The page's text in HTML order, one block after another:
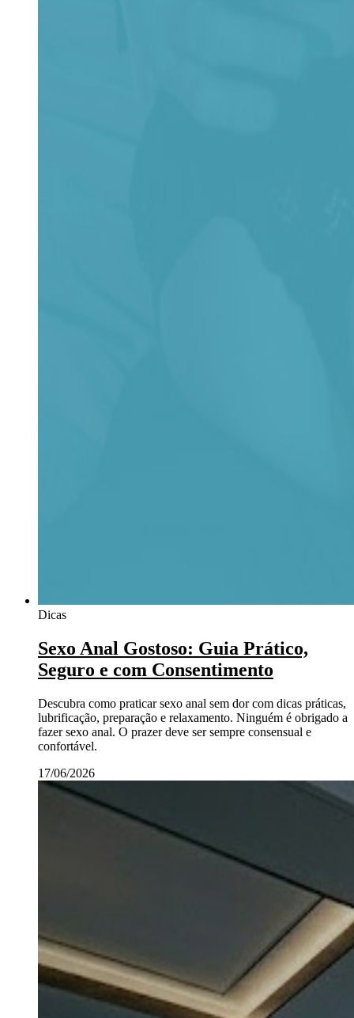
Dicas
Sexo Anal Gostoso: Guia Prático,
Seguro e com Consentimento
Descubra como praticar sexo anal sem dor com dicas práticas,
lubrificação, preparação e relaxamento. Ninguém é obrigado a
fazer sexo anal. O prazer deve ser sempre consensual e
confortável.
17/06/2026